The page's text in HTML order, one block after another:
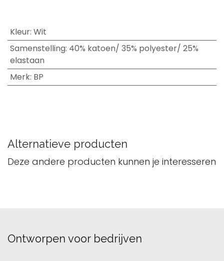
Kleur: Wit
Samenstelling: 40% katoen/ 35% polyester/ 25%
elastaan
Merk: BP
Alternatieve producten
Deze andere producten kunnen je interesseren
Ontworpen voor bedrijven